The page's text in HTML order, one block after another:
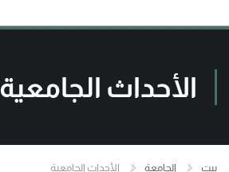
الأحداث الجامعية
بيت الجامعة الأحداث الجامعية